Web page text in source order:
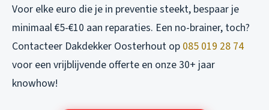
Voor elke euro die je in preventie steekt, bespaar je
minimaal €5-€10 aan reparaties. Een no-brainer, toch?
Contacteer Dakdekker Oosterhout op 085 019 28 74
voor een vrijblijvende offerte en onze 30+ jaar
knowhow!